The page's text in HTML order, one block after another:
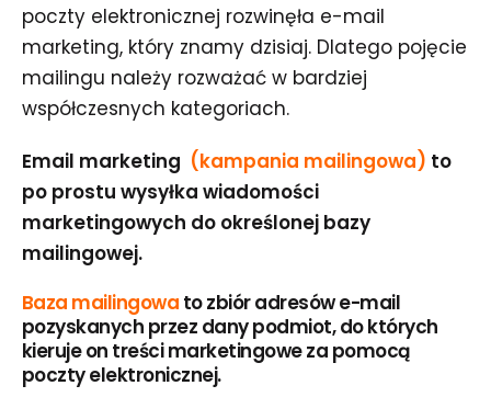
poczty elektronicznej rozwinęła e-mail
marketing, który znamy dzisiaj. Dlatego pojęcie
mailingu należy rozważać w bardziej
współczesnych kategoriach.
Email marketing (kampania mailingowa) to
po prostu wysyłka wiadomości
marketingowych do określonej bazy
mailingowej.
Baza mailingowa to zbiór adresów e-mail
pozyskanych przez dany podmiot, do których
kieruje on treści marketingowe za pomocą
poczty elektronicznej.